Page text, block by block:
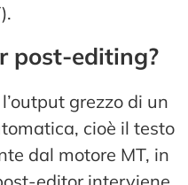
post-editing?
grezzo di un
cioè il testo
dal motore MT, in